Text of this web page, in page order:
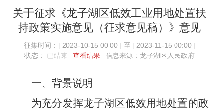
关于征求《龙子湖区低效工业用地处置扶
持政策实施意见（征求意见稿）》意见
征集时间： [ 2023-10-15 00:00 ] 至 [ 2023-11-15 00:00 ]
状态： 已结束 查看结果 信息来源：龙子湖区人民政府
一、背景说明
为充分发挥龙子湖区低效用地处置的政